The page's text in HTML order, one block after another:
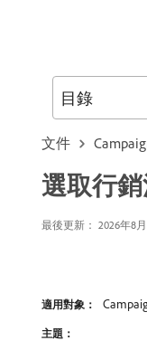
文件
選取行
最後更新： 2026年8
適用對象：
主題：
目錄